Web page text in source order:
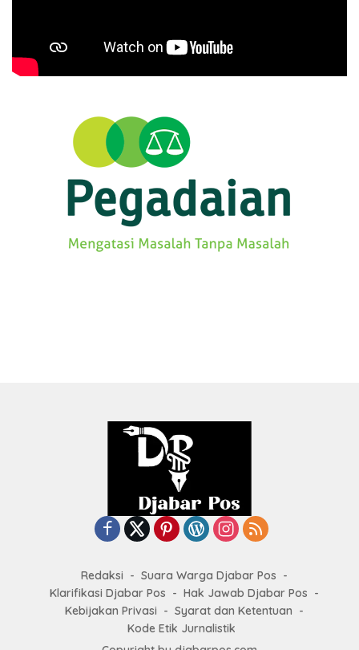
Redaksi
Suara Warga Djabar Pos
Klarifikasi Djabar Pos
Hak Jawab Djabar Pos
Kebijakan Privasi
Syarat dan Ketentuan
Kode Etik Jurnalistik